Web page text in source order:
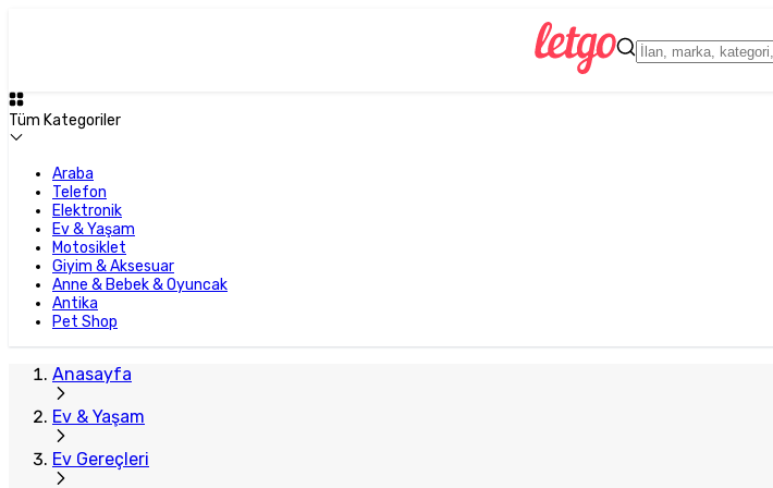
Tüm Kategoriler
Araba
Telefon
Elektronik
Ev & Yaşam
Motosiklet
Giyim & Aksesuar
Anne & Bebek & Oyuncak
Antika
Pet Shop
Anasayfa
Ev & Yaşam
Ev Gereçleri